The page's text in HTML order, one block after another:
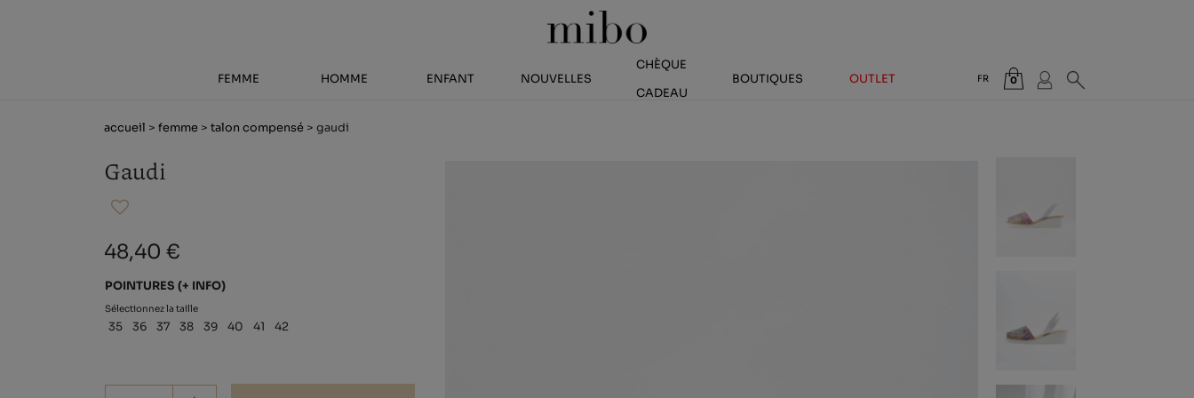
FEMME HOMME ENFANT NOUVELLES
CHÈQUE
CADEAU
BOUTIQUES OUTLET FR 0
accueil > femme > talon compensé > gaudi
Gaudi
48,40 €
POINTURES (+ INFO)
Sélectionnez la taille
35 36 37 38 39 40 41 42